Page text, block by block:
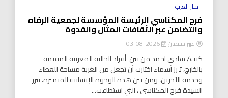
اخبار العرب
فرح المكناسي الرئيسة المؤسسة لجمعية الرفاه
والتضامن عبر الثقافات المثال والقدوة
عبير سليمان 2026-08-03
كتب/ شادي احمد من بين أفراد الجالية المغربية المقيمة
بالخارج، تبرز أسماء اختارت أن تجعل من الغربة مساحة للعطاء
وخدمة الآخرين، ومن بين هذه الوجوه الإنسانية المتميزة، تبرز
السيدة فرح المكناسي ، التي استطاعت...